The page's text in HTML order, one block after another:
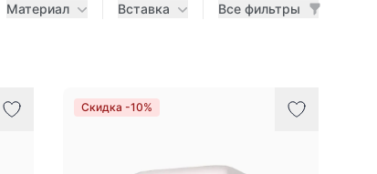
Материал Вставка Все фильтры
Скидка -10%